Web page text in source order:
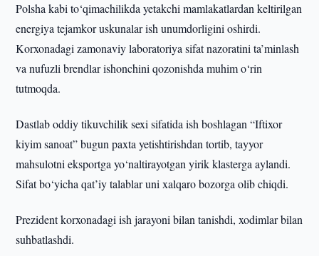
Polsha kabi to‘qimachilikda yetakchi mamlakatlardan keltirilgan
energiya tejamkor uskunalar ish unumdorligini oshirdi.
Korxonadagi zamonaviy laboratoriya sifat nazoratini ta’minlash
va nufuzli brendlar ishonchini qozonishda muhim o‘rin
tutmoqda.
Dastlab oddiy tikuvchilik sexi sifatida ish boshlagan “Iftixor
kiyim sanoat” bugun paxta yetishtirishdan tortib, tayyor
mahsulotni eksportga yo‘naltirayotgan yirik klasterga aylandi.
Sifat bo‘yicha qat’iy talablar uni xalqaro bozorga olib chiqdi.
Prezident korxonadagi ish jarayoni bilan tanishdi, xodimlar bilan
suhbatlashdi.